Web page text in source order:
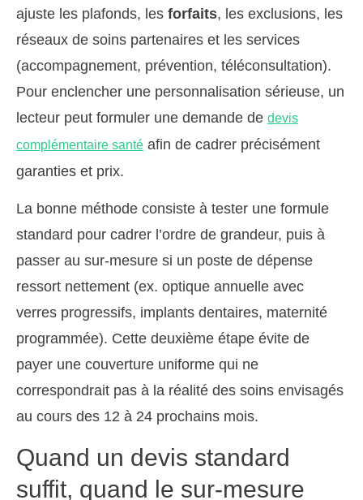
ajuste les plafonds, les forfaits, les exclusions, les
réseaux de soins partenaires et les services
(accompagnement, prévention, téléconsultation).
Pour enclencher une personnalisation sérieuse, un
lecteur peut formuler une demande de devis
complémentaire santé afin de cadrer précisément
garanties et prix.
La bonne méthode consiste à tester une formule
standard pour cadrer l’ordre de grandeur, puis à
passer au sur-mesure si un poste de dépense
ressort nettement (ex. optique annuelle avec
verres progressifs, implants dentaires, maternité
programmée). Cette deuxième étape évite de
payer une couverture uniforme qui ne
correspondrait pas à la réalité des soins envisagés
au cours des 12 à 24 prochains mois.
Quand un devis standard
suffit, quand le sur-mesure